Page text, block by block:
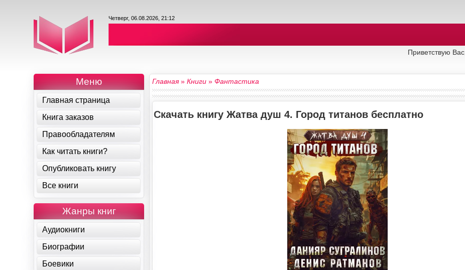
Четверг, 06.08.2026, 21:12
Приветствую Вас,
Главная»Книги »Фантастика
Скачать книгу Жатва душ 4. Город титанов бесплатно
Меню
Главная страница
Книга заказов
Правообладателям
Как читать книги?
Опубликовать книгу
Все книги
Жанры книг
Аудиокниги
Биографии
Боевики